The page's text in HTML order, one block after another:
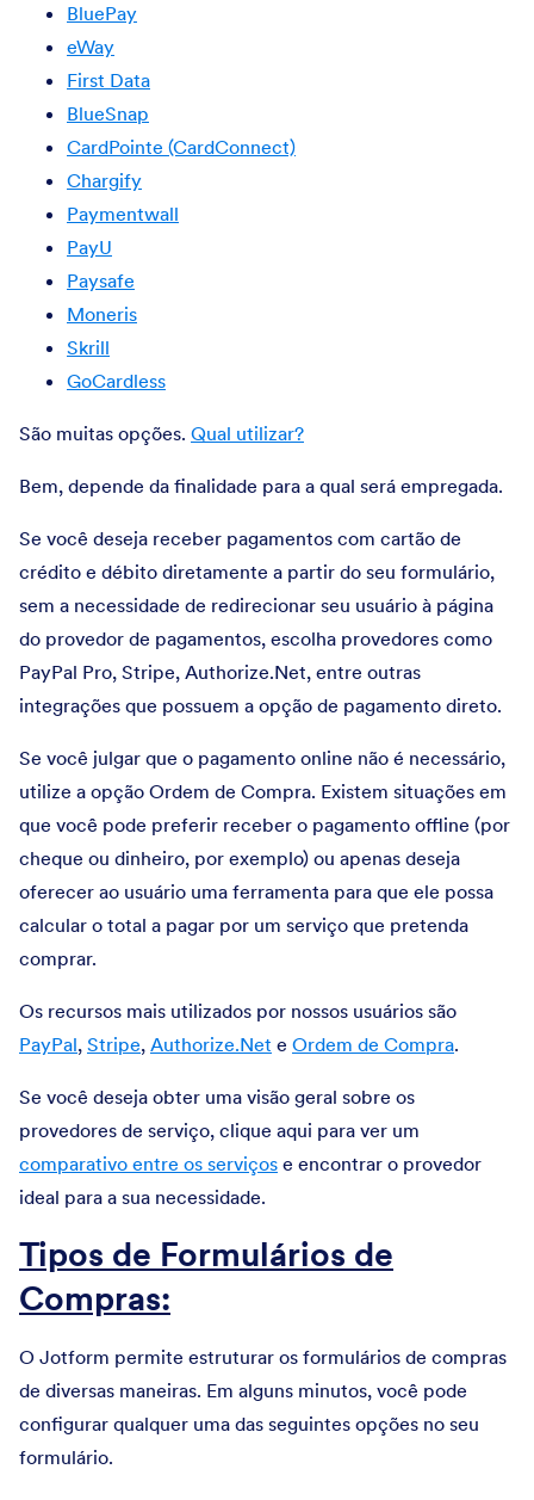
BluePay
eWay
First Data
BlueSnap
CardPointe (CardConnect)
Chargify
Paymentwall
PayU
Paysafe
Moneris
Skrill
GoCardless
São muitas opções. Qual utilizar?
Bem, depende da finalidade para a qual será empregada.
Se você deseja receber pagamentos com cartão de
crédito e débito diretamente a partir do seu formulário,
sem a necessidade de redirecionar seu usuário à página
do provedor de pagamentos, escolha provedores como
PayPal Pro, Stripe, Authorize.Net, entre outras
integrações que possuem a opção de pagamento direto.
Se você julgar que o pagamento online não é necessário,
utilize a opção Ordem de Compra. Existem situações em
que você pode preferir receber o pagamento offline (por
cheque ou dinheiro, por exemplo) ou apenas deseja
oferecer ao usuário uma ferramenta para que ele possa
calcular o total a pagar por um serviço que pretenda
comprar.
Os recursos mais utilizados por nossos usuários são
PayPal, Stripe, Authorize.Net e Ordem de Compra.
Se você deseja obter uma visão geral sobre os
provedores de serviço, clique aqui para ver um
comparativo entre os serviços e encontrar o provedor
ideal para a sua necessidade.
Tipos de Formulários de
Compras:
O Jotform permite estruturar os formulários de compras
de diversas maneiras. Em alguns minutos, você pode
configurar qualquer uma das seguintes opções no seu
formulário.